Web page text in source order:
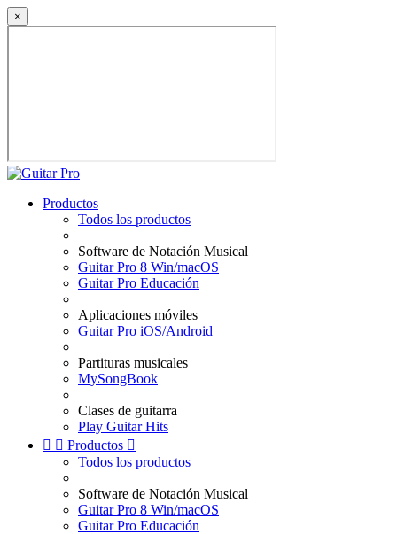
×
Productos
Todos los productos
Software de Notación Musical
Guitar Pro 8 Win/macOS
Guitar Pro Educación
Aplicaciones móviles
Guitar Pro iOS/Android
Partituras musicales
MySongBook
Clases de guitarra
Play Guitar Hits
  Productos 
Todos los productos
Software de Notación Musical
Guitar Pro 8 Win/macOS
Guitar Pro Educación